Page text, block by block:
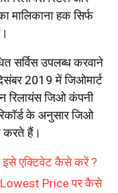
मालिकाना हक सिर्फ
सर्विस उपलब्ध करवाने
2019 में जिओमार्ट
रिलायंस जिओ कंपनी
के अनुसार जिओ
करते हैं।
इसे एक्टिवेट कैसे करें ?
Lowest Price पर कैसे